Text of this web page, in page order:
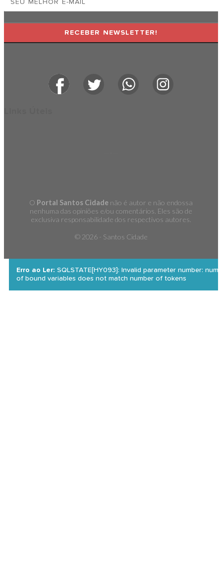
RECEBER NEWSLETTER!
O Portal Santos Cidade não é autor e não endossa
nenhuma das opiniões e/ou comentários. Eles são de
exclusiva responsabilidade dos respectivos autores.
© 2026 - Santos Cidade
Erro ao Ler: SQLSTATE[HY093]: Invalid parameter number:
of bound variables does not match number of tokens